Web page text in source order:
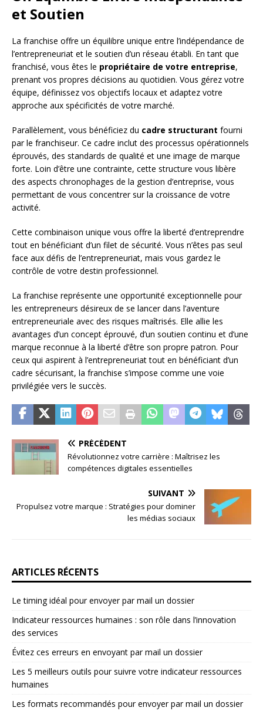
et Soutien
La franchise offre un équilibre unique entre l’indépendance de
l’entrepreneuriat et le soutien d’un réseau établi. En tant que
franchisé, vous êtes le propriétaire de votre entreprise,
prenant vos propres décisions au quotidien. Vous gérez votre
équipe, définissez vos objectifs locaux et adaptez votre
approche aux spécificités de votre marché.
Parallèlement, vous bénéficiez du cadre structurant fourni
par le franchiseur. Ce cadre inclut des processus opérationnels
éprouvés, des standards de qualité et une image de marque
forte. Loin d’être une contrainte, cette structure vous libère
des aspects chronophages de la gestion d’entreprise, vous
permettant de vous concentrer sur la croissance de votre
activité.
Cette combinaison unique vous offre la liberté d’entreprendre
tout en bénéficiant d’un filet de sécurité. Vous n’êtes pas seul
face aux défis de l’entrepreneuriat, mais vous gardez le
contrôle de votre destin professionnel.
La franchise représente une opportunité exceptionnelle pour
les entrepreneurs désireux de se lancer dans l’aventure
entrepreneuriale avec des risques maîtrisés. Elle allie les
avantages d’un concept éprouvé, d’un soutien continu et d’une
marque reconnue à la liberté d’être son propre patron. Pour
ceux qui aspirent à l’entrepreneuriat tout en bénéficiant d’un
cadre sécurisant, la franchise s’impose comme une voie
privilégiée vers le succès.
PRÉCÉDENT
Révolutionnez votre carrière : Maîtrisez les
compétences digitales essentielles
SUIVANT
Propulsez votre marque : Stratégies pour dominer
les médias sociaux
ARTICLES RÉCENTS
Le timing idéal pour envoyer par mail un dossier
Indicateur ressources humaines : son rôle dans l’innovation
des services
Évitez ces erreurs en envoyant par mail un dossier
Les 5 meilleurs outils pour suivre votre indicateur ressources
humaines
Les formats recommandés pour envoyer par mail un dossier